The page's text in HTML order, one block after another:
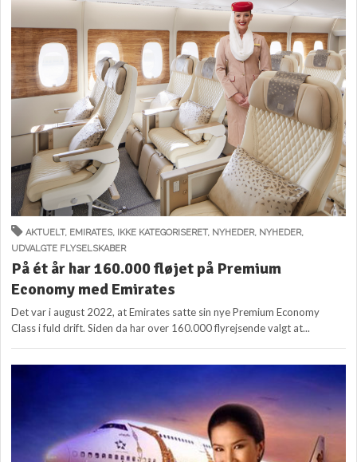
AKTUELT, EMIRATES, IKKE KATEGORISERET, NYHEDER, NYHEDER,
UDVALGTE FLYSELSKABER
På ét år har 160.000 fløjet på Premium
Economy med Emirates
Det var i august 2022, at Emirates satte sin nye Premium Economy
Class i fuld drift. Siden da har over 160.000 flyrejsende valgt at...